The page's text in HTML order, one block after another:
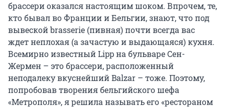
брассери оказался настоящим шоком. Впрочем, те,
кто бывал во Франции и Бельгии, знают, что под
вывеской brasserie (пивная) почти всегда вас
ждет неплохая (а зачастую и выдающаяся) кухня.
Всемирно известный Lipp на бульваре Сен-
Жермен – это брассери, расположенный
неподалеку вкуснейший Balzar – тоже. Поэтому,
попробовав творения бельгийского шефа
«Метрополя», я решила называть его «рестораном